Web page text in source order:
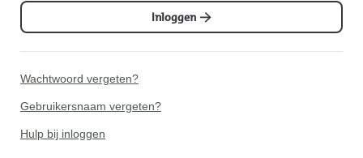
Inloggen
Wachtwoord vergeten?
Gebruikersnaam vergeten?
Hulp bij inloggen